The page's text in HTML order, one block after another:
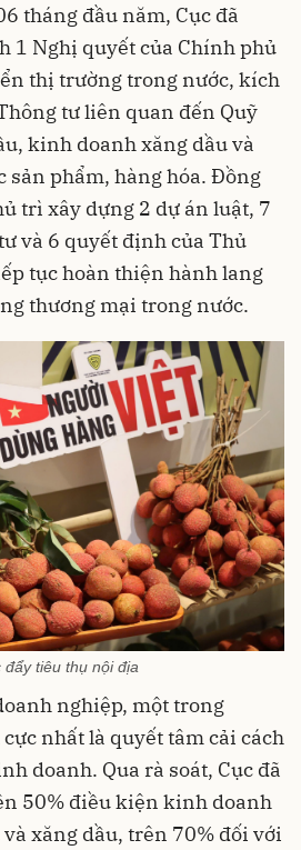
tháng đầu năm, Cục đã
1 Nghị quyết của Chính phủ
thị trường trong nước, kích
tư liên quan đến Quỹ
kinh doanh xăng dầu và
sản phẩm, hàng hóa. Đồng
trì xây dựng 2 dự án luật, 7
và 6 quyết định của Thủ
tục hoàn thiện hành lang
thương mại trong nước.
đẩy tiêu thụ nội địa
nghiệp, một trong
nhất là quyết tâm cải cách
doanh. Qua rà soát, Cục đã
50% điều kiện kinh doanh
xăng dầu, trên 70% đối với